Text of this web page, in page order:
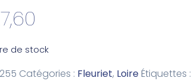
de stock
255 Catégories : Fleuriet, Loire Étiquettes :